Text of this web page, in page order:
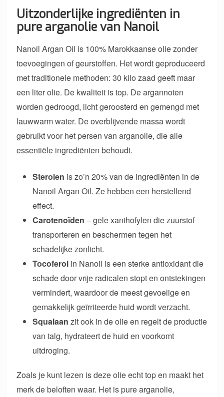
Uitzonderlijke ingrediënten in
pure arganolie van Nanoil
Nanoil Argan Oil is 100% Marokkaanse olie zonder
toevoegingen of geurstoffen. Het wordt geproduceerd
met traditionele methoden: 30 kilo zaad geeft maar
een liter olie. De kwaliteit is top. De argannoten
worden gedroogd, licht geroosterd en gemengd met
lauwwarm water. De overblijvende massa wordt
gebruikt voor het persen van arganolie, die alle
essentiële ingrediënten behoudt.
Sterolen is zo’n 20% van de ingrediënten in de
Nanoil Argan Oil. Ze hebben een herstellend
effect.
Carotenoïden – gele xanthofylen die zuurstof
transporteren en beschermen tegen het
schadelijke zonlicht.
Tocoferol in Nanoil is een sterke antioxidant die
schade door vrije radicalen stopt en ontstekingen
vermindert, waardoor de meest gevoelige en
gemakkelijk geïrriteerde huid wordt verzacht.
Squalaan zit ook in de olie en regelt de productie
van talg, hydrateert de huid en voorkomt
uitdroging.
Zoals je kunt lezen is deze olie echt top en maakt het
merk de beloften waar. Het is pure arganolie,